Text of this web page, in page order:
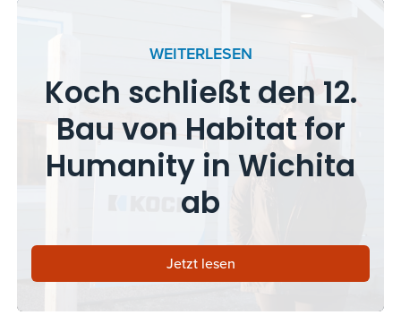
WEITERLESEN
Koch schließt den 12.
Bau von Habitat for
Humanity in Wichita
ab
Jetzt lesen